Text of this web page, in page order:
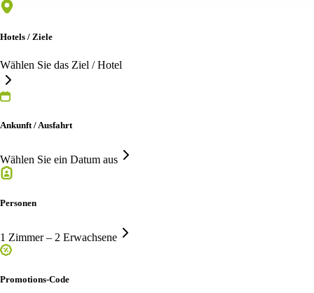
Hotels / Ziele
Wählen Sie das Ziel / Hotel
Ankunft / Ausfahrt
Wählen Sie ein Datum aus
Personen
1 Zimmer – 2 Erwachsene
Promotions-Code